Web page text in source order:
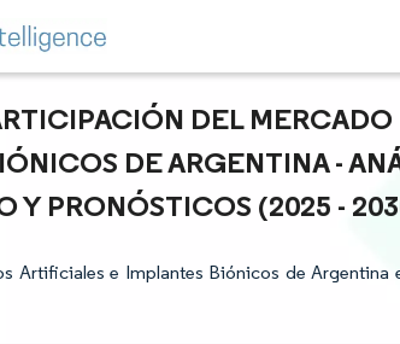
DEL
DE ARGENTINA -
Y PRONÓSTICOS (2025 -
Artificiales e Implantes Biónicos de